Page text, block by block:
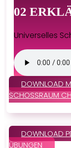
02
Universelles
DOWNLOAD
SCHOSSRAUM
DOWNLOAD
ÜBUNGEN